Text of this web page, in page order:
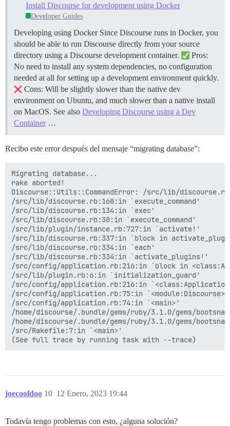
Install Discourse for development using Docker
Developer Guides
Developing using Docker Since Discourse runs in Docker, you
should be able to run Discourse directly from your source
directory using a Discourse development container.
Pros:
No need to install any system dependencies, no configuration
needed at all for setting up a development environment quickly.
Cons: Will be slightly slower than the native dev
environment on Ubuntu, and much slower than a native install
on MacOS. See also Developing Discourse using a Dev
Container…
Recibo este error después del mensaje “migrating database”:
Migrating database...
rake aborted!
Discourse::Utils::CommandError: /src/lib/
/src/lib/discourse.rb:168:in `execute_command'
/src/lib/discourse.rb:134:in `exec'
/src/lib/discourse.rb:30:in `execute_command'
/src/lib/plugin/instance.rb:727:in `activate!'
/src/lib/discourse.rb:337:in `block in
/src/lib/discourse.rb:334:in `each'
/src/lib/discourse.rb:334:in `activate_plugins!'
/src/config/application.rb:216:in `block in
/src/lib/plugin.rb:6:in `initialization_guard'
/src/config/application.rb:216:in
/src/config/application.rb:75:in `<module:Discourse>'
/src/config/application.rb:74:in `<main>'
/home/discourse/.bundle/gems/ruby/3.1.0/gems/
/home/discourse/.bundle/gems/ruby/3.1.0/gems/
/src/Rakefile:7:in `<main>'
joecooldoo 12 Enero, 2023 19:44
10
Todavía tengo problemas con esto, ¿alguna solución?